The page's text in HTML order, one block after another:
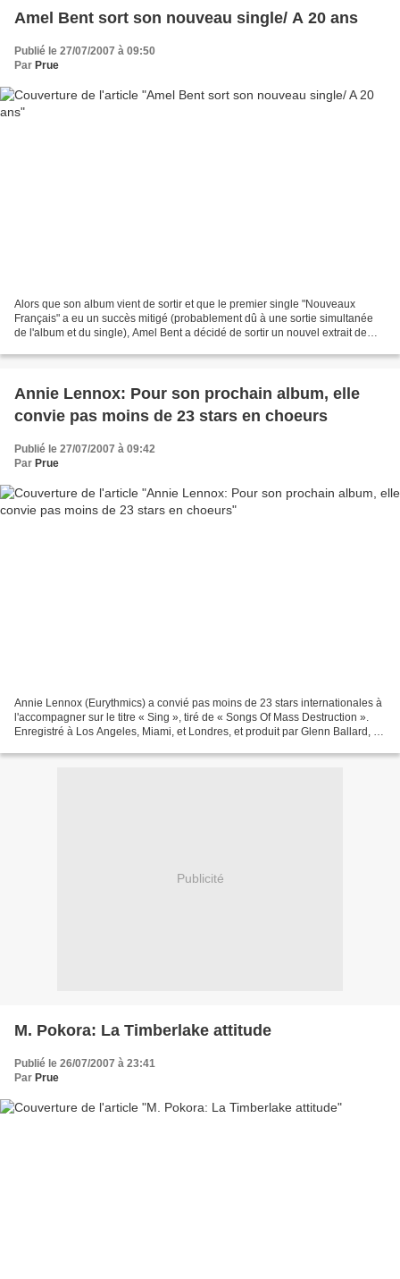
Amel Bent sort son nouveau single/ A 20 ans
Publié le 27/07/2007 à 09:50
Par Prue
Alors que son album vient de sortir et que le premier single "Nouveaux
Français" a eu un succès mitigé (probablement dû à une sortie simultanée
de l'album et du single), Amel Bent a décidé de sortir un nouvel extrait de
Annie Lennox: Pour son prochain album, elle
convie pas moins de 23 stars en choeurs
Publié le 27/07/2007 à 09:42
Par Prue
Annie Lennox (Eurythmics) a convié pas moins de 23 stars internationales à
l'accompagner sur le titre « Sing », tiré de « Songs Of Mass Destruction ».
Enregistré à Los Angeles, Miami, et Londres, et produit par Glenn Ballard, «
Publicité
M. Pokora: La Timberlake attitude
Publié le 26/07/2007 à 23:41
Par Prue